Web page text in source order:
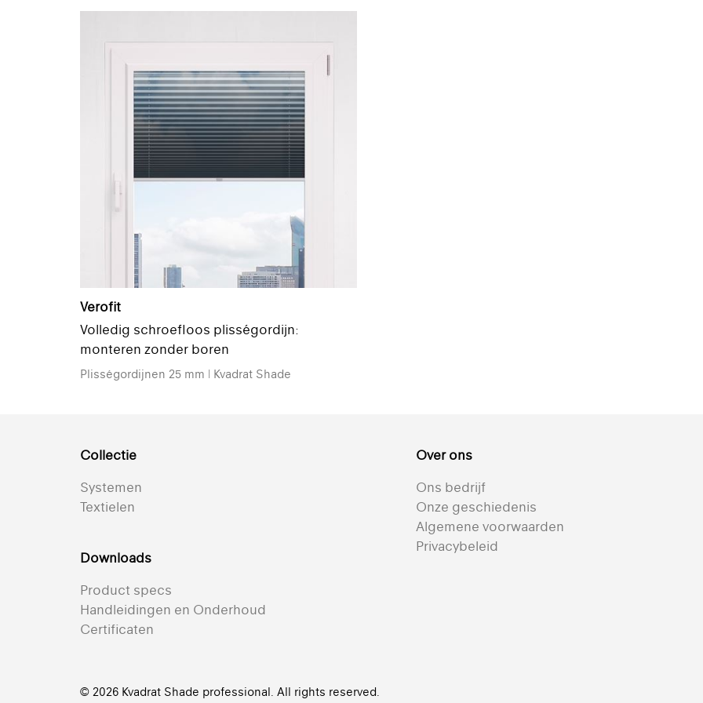
Verofit
Volledig schroefloos plisségordijn:
monteren zonder boren
Plisségordijnen 25 mm | Kvadrat Shade
Collectie
Systemen
Textielen
Downloads
Product specs
Handleidingen en Onderhoud
Certificaten
Over ons
Ons bedrijf
Onze geschiedenis
Algemene voorwaarden
Privacybeleid
© 2026 Kvadrat Shade professional. All rights reserved.